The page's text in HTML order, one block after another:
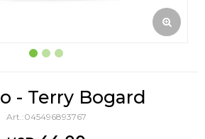
- Terry Bogard
045496893767